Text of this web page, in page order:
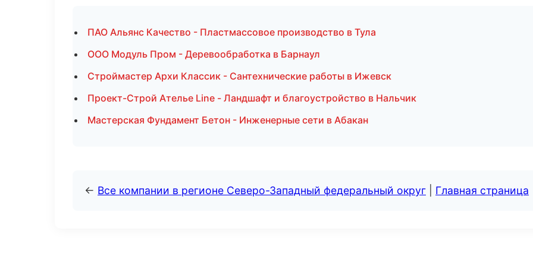
ПАО Альянс Качество - Пластмассовое производство в Тула
ООО Модуль Пром - Деревообработка в Барнаул
Строймастер Архи Классик - Сантехнические работы в Ижевск
Проект-Строй Ателье Line - Ландшафт и благоустройство в Нальчик
Мастерская Фундамент Бетон - Инженерные сети в Абакан
← Все компании в регионе Северо-Западный федеральный округ Главная страница